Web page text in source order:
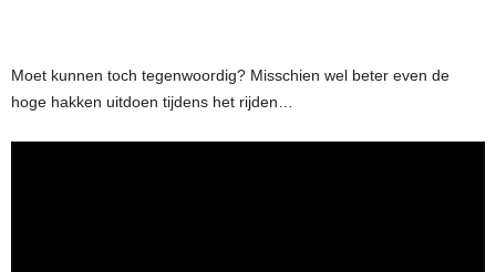
Moet kunnen toch tegenwoordig? Misschien wel beter even de
hoge hakken uitdoen tijdens het rijden…